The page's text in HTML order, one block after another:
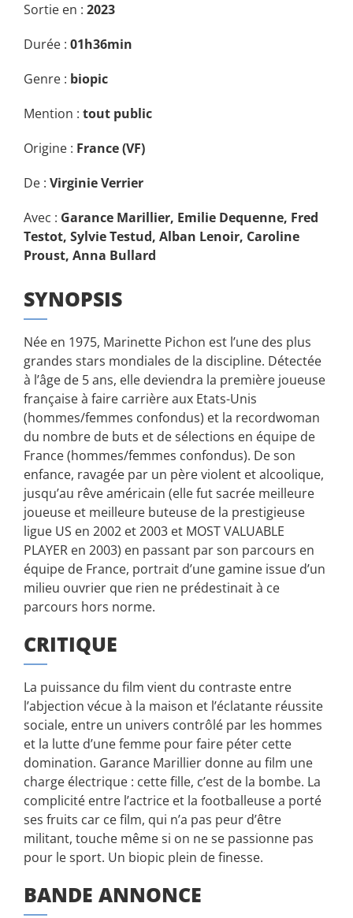
Sortie en : 2023
Durée : 01h36min
Genre : biopic
Mention : tout public
Origine : France (VF)
De : Virginie Verrier
Avec : Garance Marillier, Emilie Dequenne, Fred
Testot, Sylvie Testud, Alban Lenoir, Caroline
Proust, Anna Bullard
SYNOPSIS
Née en 1975, Marinette Pichon est l’une des plus
grandes stars mondiales de la discipline. Détectée
à l’âge de 5 ans, elle deviendra la première joueuse
française à faire carrière aux Etats-Unis
(hommes/femmes confondus) et la recordwoman
du nombre de buts et de sélections en équipe de
France (hommes/femmes confondus). De son
enfance, ravagée par un père violent et alcoolique,
jusqu’au rêve américain (elle fut sacrée meilleure
joueuse et meilleure buteuse de la prestigieuse
ligue US en 2002 et 2003 et MOST VALUABLE
PLAYER en 2003) en passant par son parcours en
équipe de France, portrait d’une gamine issue d’un
milieu ouvrier que rien ne prédestinait à ce
parcours hors norme.
CRITIQUE
La puissance du film vient du contraste entre
l’abjection vécue à la maison et l’éclatante réussite
sociale, entre un univers contrôlé par les hommes
et la lutte d’une femme pour faire péter cette
domination. Garance Marillier donne au film une
charge électrique : cette fille, c’est de la bombe. La
complicité entre l’actrice et la footballeuse a porté
ses fruits car ce film, qui n’a pas peur d’être
militant, touche même si on ne se passionne pas
pour le sport. Un biopic plein de finesse.
BANDE ANNONCE